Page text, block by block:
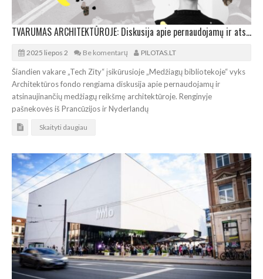
TVARUMAS ARCHITEKTŪROJE: Diskusija apie pernaudojamų ir atsinaujinančių medžiagų reikšmę
2025 liepos 2 Be komentarų PILOTAS.LT
Šiandien vakare „Tech Zity“ įsikūrusioje „Medžiagų bibliotekoje“ vyks
Architektūros fondo rengiama diskusija apie pernaudojamų ir
atsinaujinančių medžiagų reikšmę architektūroje. Renginyje
pašnekovės iš Prancūzijos ir Nyderlandų
Skaityti daugiau